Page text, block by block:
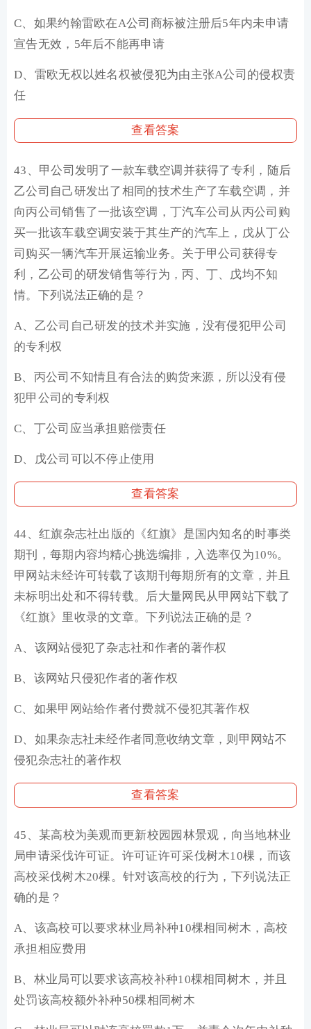
C、如果约翰雷欧在A公司商标被注册后5年内未申请
宣告无效，5年后不能再申请
D、雷欧无权以姓名权被侵犯为由主张A公司的侵权责
任
查看答案
43、甲公司发明了一款车载空调并获得了专利，随后
乙公司自己研发出了相同的技术生产了车载空调，并
向丙公司销售了一批该空调，丁汽车公司从丙公司购
买一批该车载空调安装于其生产的汽车上，戊从丁公
司购买一辆汽车开展运输业务。关于甲公司获得专
利，乙公司的研发销售等行为，丙、丁、戊均不知
情。下列说法正确的是？
A、乙公司自己研发的技术并实施，没有侵犯甲公司
的专利权
B、丙公司不知情且有合法的购货来源，所以没有侵
犯甲公司的专利权
C、丁公司应当承担赔偿责任
D、戊公司可以不停止使用
查看答案
44、红旗杂志社出版的《红旗》是国内知名的时事类
期刊，每期内容均精心挑选编排，入选率仅为10%。
甲网站未经许可转载了该期刊每期所有的文章，并且
未标明出处和不得转载。后大量网民从甲网站下载了
《红旗》里收录的文章。下列说法正确的是？
A、该网站侵犯了杂志社和作者的著作权
B、该网站只侵犯作者的著作权
C、如果甲网站给作者付费就不侵犯其著作权
D、如果杂志社未经作者同意收纳文章，则甲网站不
侵犯杂志社的著作权
查看答案
45、某高校为美观而更新校园园林景观，向当地林业
局申请采伐许可证。许可证许可采伐树木10棵，而该
高校采伐树木20棵。针对该高校的行为，下列说法正
确的是？
A、该高校可以要求林业局补种10棵相同树木，高校
承担相应费用
B、林业局可以要求该高校补种10棵相同树木，并且
处罚该高校额外补种50棵相同树木